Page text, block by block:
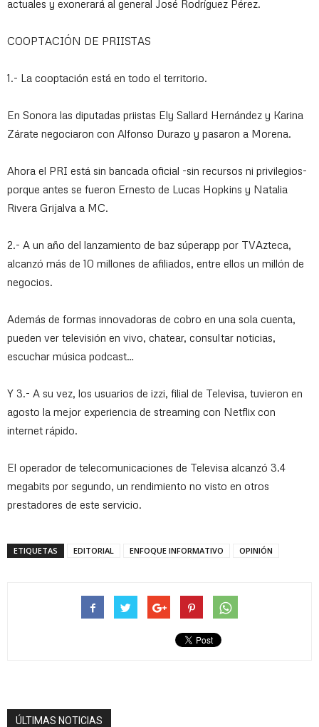
actuales y exonerará al general José Rodríguez Pérez.
COOPTACIÓN DE PRIISTAS
1.- La cooptación está en todo el territorio.
En Sonora las diputadas priistas Ely Sallard Hernández y Karina
Zárate negociaron con Alfonso Durazo y pasaron a Morena.
Ahora el PRI está sin bancada oficial -sin recursos ni privilegios-
porque antes se fueron Ernesto de Lucas Hopkins y Natalia
Rivera Grijalva a MC.
2.- A un año del lanzamiento de baz súperapp por TVAzteca,
alcanzó más de 10 millones de afiliados, entre ellos un millón de
negocios.
Además de formas innovadoras de cobro en una sola cuenta,
pueden ver televisión en vivo, chatear, consultar noticias,
escuchar música podcast…
Y 3.- A su vez, los usuarios de izzi, filial de Televisa, tuvieron en
agosto la mejor experiencia de streaming con Netflix con
internet rápido.
El operador de telecomunicaciones de Televisa alcanzó 3.4
megabits por segundo, un rendimiento no visto en otros
prestadores de este servicio.
ETIQUETAS EDITORIAL ENFOQUE INFORMATIVO OPINIÓN
ÚLTIMAS NOTICIAS